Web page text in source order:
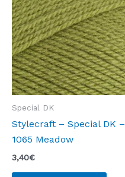
Special DK
Stylecraft – Special DK –
1065 Meadow
3,40€